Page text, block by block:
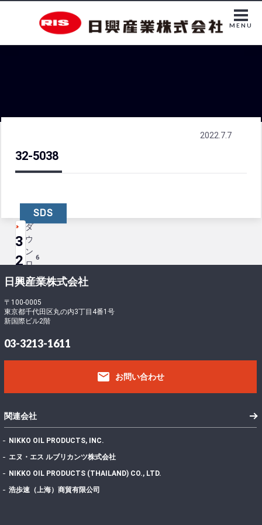
MENU
32-5038
2022.7.7
SDS
ダ
ウ
ン
ロ
ー
ド
6
フ
ァ
イ
ル
サ
イ
390.61 KB
イ
数
稿
日
2022年7月7日
最
3
2
-
5
0
3
8
日興産業株式会社
〒100-0005
東京都千代田区丸の内3丁目4番1号
新国際ビル2階
03-3213-1611
email お問い合わせ
関連会社
NIKKO OIL PRODUCTS, INC.
エヌ・エス ルブリカンツ株式会社
NIKKO OIL PRODUCTS (THAILAND) CO., LTD.
浩歩速（上海）商貿有限公司